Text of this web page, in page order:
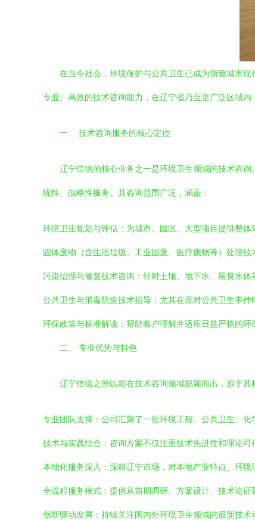
在当今社会，环境保护与公共卫生已成为衡量城市
专业、高效的技术咨询能力，在辽宁省乃至更广泛区域
一、 技术咨询服务的核心定位
辽宁信德的核心业务之一是环境卫生领域的技术咨
统性、战略性服务。其咨询范围广泛，涵盖：
环境卫生规划与评估：为城市、园区、大型项目提供整
固体废物（含生活垃圾、工业固废、医疗废物等）处理
污染治理与修复技术咨询：针对土壤、地下水、黑臭水
公共卫生与消毒防疫技术指导：尤其在应对公共卫生事
环保政策与标准解读：帮助客户理解并适应日益严格的环
二、 专业优势与特色
辽宁信德之所以能在技术咨询领域脱颖而出，源于其
专业团队支撑：公司汇聚了一批环境工程、公共卫生、
技术与实践结合：咨询方案不仅注重技术先进性和理论
本地化服务深入：深耕辽宁市场，对本地产业特点、环
全流程服务模式：提供从前期调研、方案设计、技术论证
创新驱动发展：持续关注国内外环境卫生领域的最新技